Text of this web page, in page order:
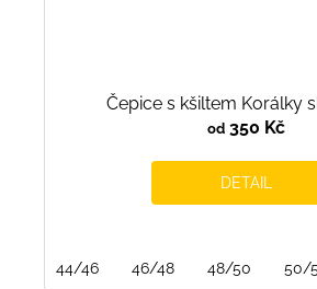
Čepice s kšiltem Korálky
od350 Kč
DETAIL
44/46 46/48 48/50 50/